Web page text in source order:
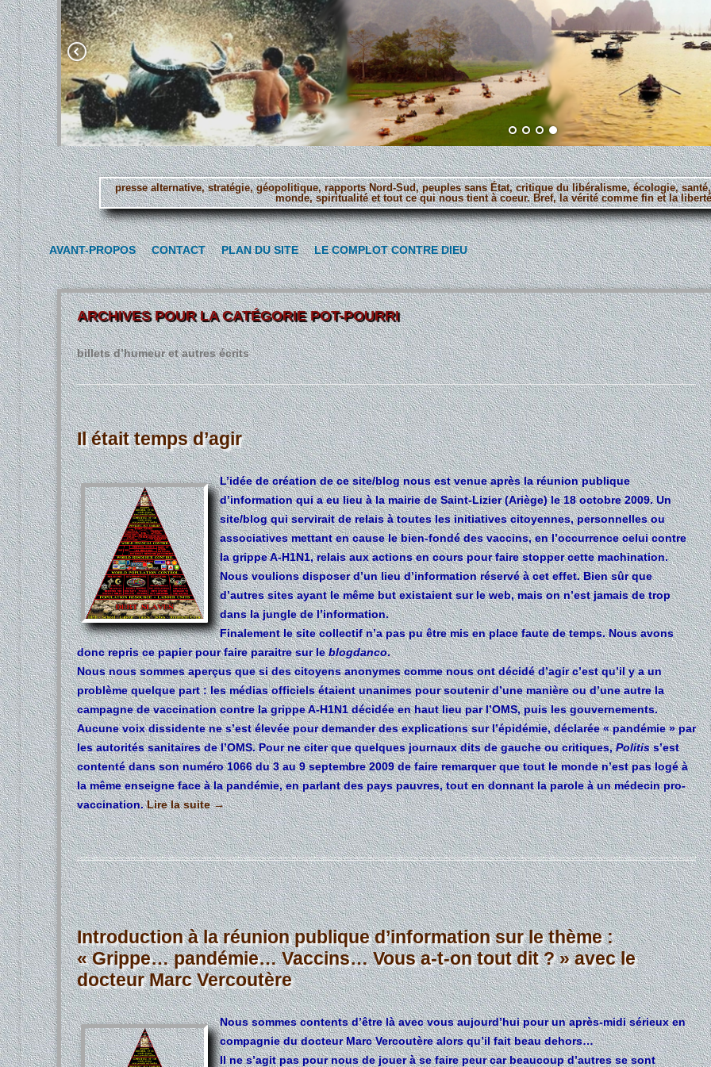
presse alternative, stratégie, géopolitique, rapports Nord-Sud, peuples sans État, critique du libéralisme, écologie,
monde, spiritualité et tout ce qui nous tient à coeur. Bref, la vérité comme fin et la
Aller
au
contenu
principal
AVANT-PROPOS CONTACT PLAN DU SITE LE COMPLOT CONTRE DIEU
ARCHIVES POUR LA CATÉGORIEPOT-POURRI
billets d’humeur et autres écrits
Il était temps d’agir
L’idée de création de ce site/blog nous est venue après la réunion publique
d’information qui a eu lieu à la mairie de Saint-Lizier (Ariège) le 18 octobre 2009. Un
site/blog qui servirait de relais à toutes les initiatives citoyennes, personnelles ou
associatives mettant en cause le bien-fondé des vaccins, en l’occurrence celui contre
la grippe A-H1N1, relais aux actions en cours pour faire stopper cette machination.
Nous voulions disposer d’un lieu d’information réservé à cet effet. Bien sûr que
d’autres sites ayant le même but existaient sur le web, mais on n’est jamais de trop
dans la jungle de l’information.
Finalement le site collectif n’a pas pu être mis en place faute de temps. Nous avons
donc repris ce papier pour faire paraitre sur leblogdanco.
Nous nous sommes aperçus que si des citoyens anonymes comme nous ont décidé d’agir c’est qu’il y a un
problème quelque part : les médias officiels étaient unanimes pour soutenir d’une manière ou d’une autre la
campagne de vaccination contre la grippe A-H1N1 décidée en haut lieu par l’OMS, puis les gouvernements.
Aucune voix dissidente ne s’est élevée pour demander des explications sur l’épidémie, déclarée « pandémie » par
les autorités sanitaires de l’OMS. Pour ne citer que quelques journaux dits de gauche ou critiques,Politiss’est
contenté dans son numéro 1066 du 3 au 9 septembre 2009 de faire remarquer que tout le monde n’est pas logé à
la même enseigne face à la pandémie, en parlant des pays pauvres, tout en donnant la parole à un médecin pro-
vaccination.Lire la suite→
Introduction à la réunion publique d’information sur le thème :
« Grippe… pandémie… Vaccins… Vous a-t-on tout dit ? » avec le
docteur Marc Vercoutère
Nous sommes contents d’être là avec vous aujourd’hui pour un après-midi sérieux en
compagnie du docteur Marc Vercoutère alors qu’il fait beau dehors…
Il ne s’agit pas pour nous de jouer à se faire peur car beaucoup d’autres se sont